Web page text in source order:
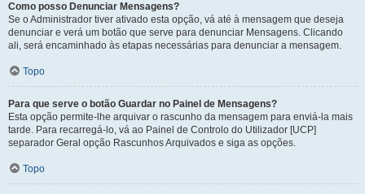
Como posso Denunciar Mensagens?
Se o Administrador tiver ativado esta opção, vá até à mensagem que deseja
denunciar e verá um botão que serve para denunciar Mensagens. Clicando
ali, será encaminhado às etapas necessárias para denunciar a mensagem.
Topo
Para que serve o botão Guardar no Painel de Mensagens?
Esta opção permite-lhe arquivar o rascunho da mensagem para enviá-la mais
tarde. Para recarregá-lo, vá ao Painel de Controlo do Utilizador [UCP]
separador Geral opção Rascunhos Arquivados e siga as opções.
Topo